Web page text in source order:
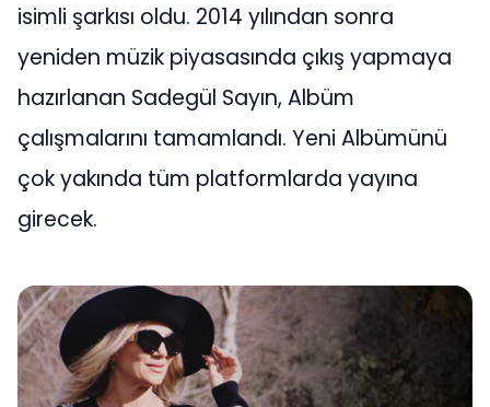
isimli şarkısı oldu. 2014 yılından sonra
yeniden müzik piyasasında çıkış yapmaya
hazırlanan Sadegül Sayın, Albüm
çalışmalarını tamamlandı. Yeni Albümünü
çok yakında tüm platformlarda yayına
girecek.